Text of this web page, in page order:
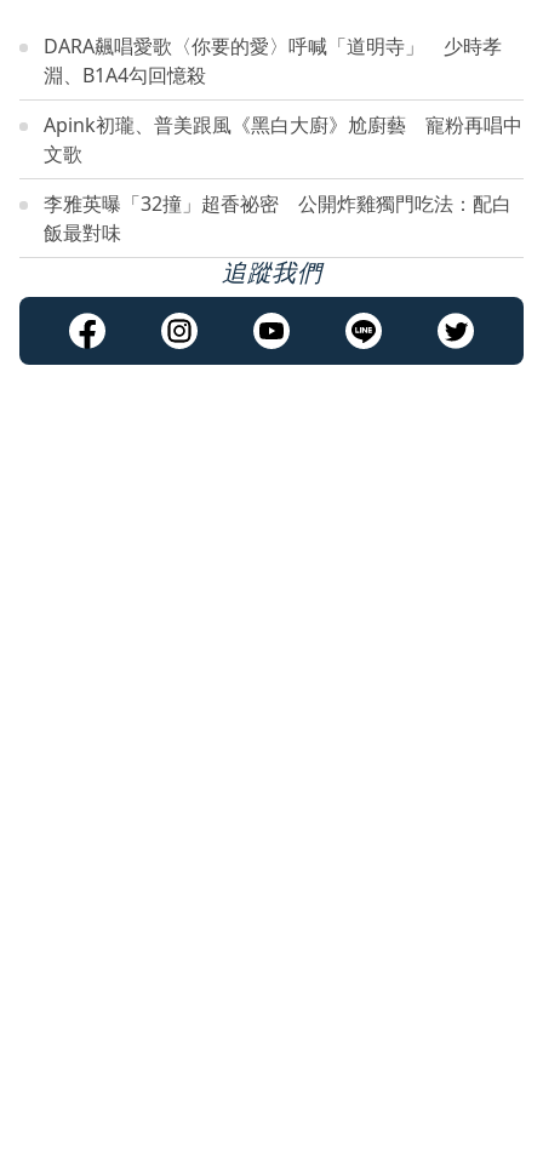
DARA飆唱愛歌〈你要的愛〉呼喊「道明寺」 少時孝
淵、B1A4勾回憶殺
Apink初瓏、普美跟風《黑白大廚》尬廚藝 寵粉再唱中
文歌
李雅英曝「32撞」超香祕密 公開炸雞獨門吃法：配白
飯最對味
追蹤我們